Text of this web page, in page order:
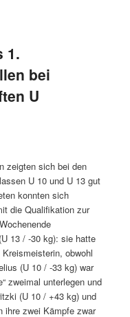
1.
bei
U
zeigten sich bei den
U 10 und U 13 gut
konnten sich
die Qualifikation zur
13 / -30 kg): sie hatte
obwohl
(U 10 / -33 kg) war
zweimal unterlegen und
(U 10 / +43 kg) und
ihre zwei Kämpfe zwar